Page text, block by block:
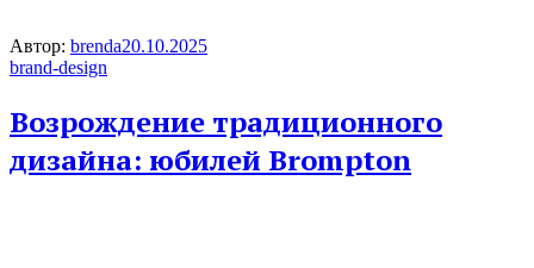
Автор: brenda20.10.2025
brand-design
Возрождение традиционного
дизайна: юбилей Brompton